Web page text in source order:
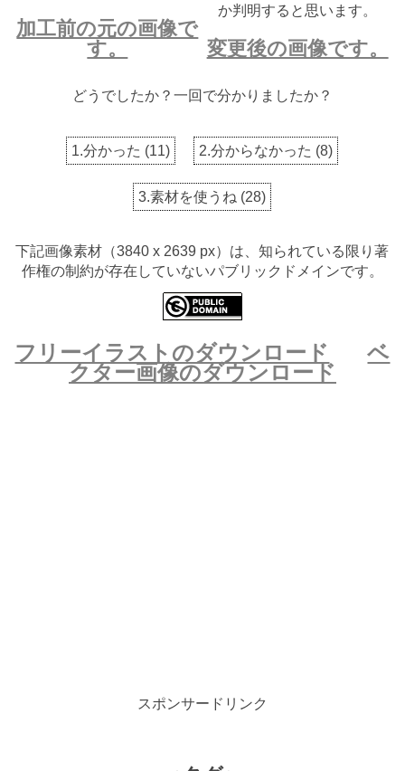
か判明すると思います。
加工前の元の画像で
す。
変更後の画像です。
どうでしたか？一回で分かりましたか？
1.分かった (11) 2.分からなかった (8)
3.素材を使うね (28)
下記画像素材（3840 x 2639 px）は、知られている限り著
作権の制約が存在していないパブリックドメインです。
フリーイラストのダウンロード
ベ
クター画像のダウンロード
スポンサードリンク